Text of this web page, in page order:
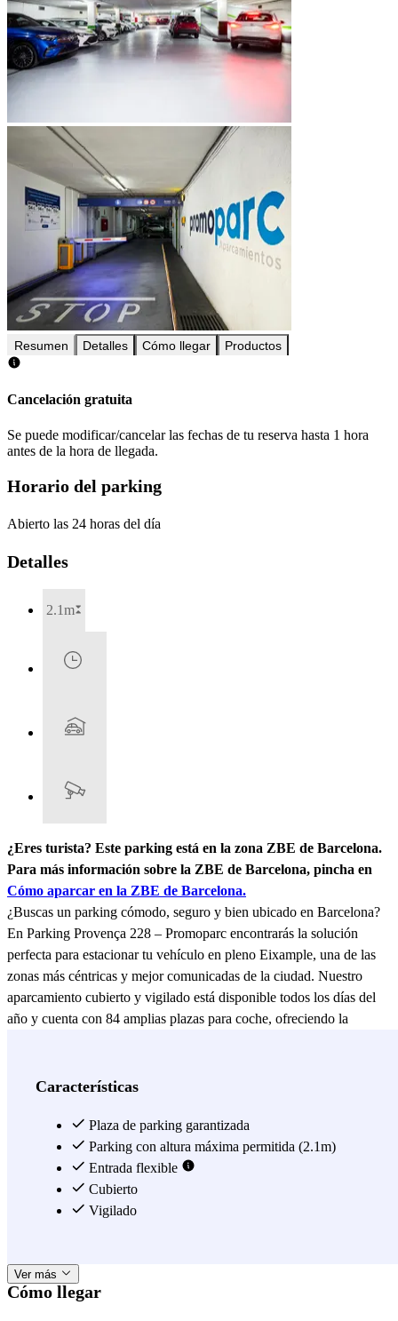
Resumen Detalles Cómo llegar Productos
Cancelación gratuita
Se puede modificar/cancelar las fechas de tu reserva hasta 1 hora
antes de la hora de llegada.
Horario del parking
Abierto las 24 horas del día
Detalles
2.1m
¿Eres turista? Este parking está en la zona ZBE de Barcelona.
Para más información sobre la ZBE de Barcelona, pincha en
Cómo aparcar en la ZBE de Barcelona.
¿Buscas un parking cómodo, seguro y bien ubicado en Barcelona?
En Parking Provença 228 – Promoparc encontrarás la solución
perfecta para estacionar tu vehículo en pleno Eixample, una de las
zonas más céntricas y mejor comunicadas de la ciudad. Nuestro
aparcamiento cubierto y vigilado está disponible todos los días del
año y cuenta con 84 amplias plazas para coche, ofreciendo la
ubicación en la calle Provença, podrás acceder fácilmente a los
restaurantes, oficinas y espacios culturales, evitando las dificultades
habituales de aparcar en el centro de la ciudad. Reserva tu plaza al
mejor precio y disfruta de un acceso rápido, cómodo y seguro. En
Parking Provença 228 – Promoparc trabajamos para que tu
experiencia de aparcamiento sea sencilla, práctica y sin
Ver más
Características
Plaza de parking garantizada
Parking con altura máxima permitida (2.1m)
Entrada flexible
Cubierto
Vigilado
Cómo llegar